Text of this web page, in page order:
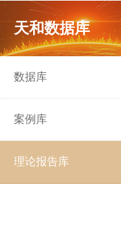
天和数据库
数据库
案例库
理论报告库